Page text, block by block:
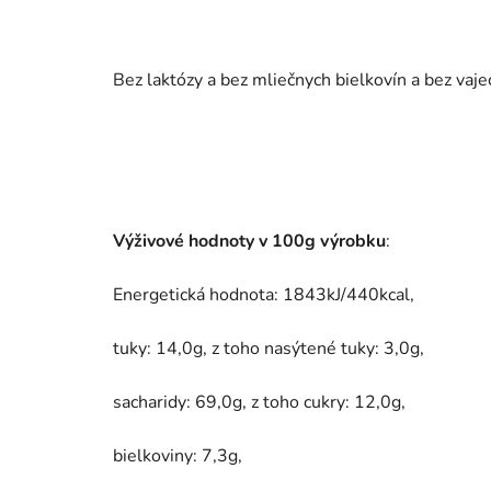
Bez laktózy a bez mliečnych bielkovín a bez
Výživové hodnoty v 100g výrobku:
Energetická hodnota: 1843kJ/440kcal,
tuky: 14,0g, z toho nasýtené tuky: 3,0g,
sacharidy: 69,0g, z toho cukry: 12,0g,
bielkoviny: 7,3g,